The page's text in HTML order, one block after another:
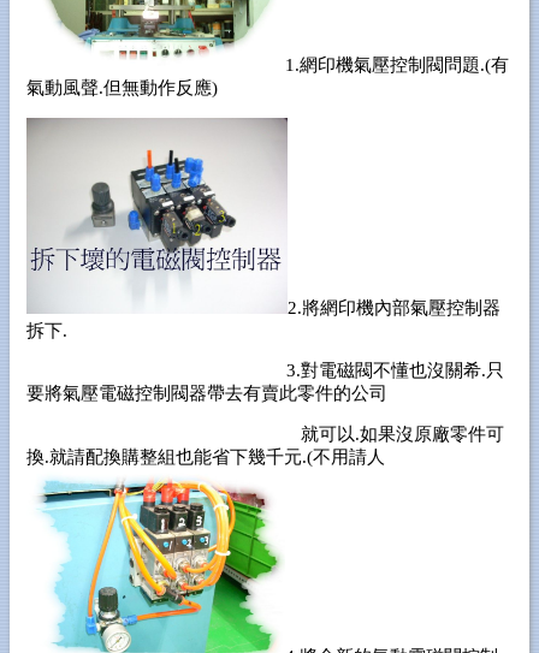
1.網印機氣壓控制閥問題.(有
氣動風聲.但無動作反應)
2.將網印機內部氣壓控制器
拆下.
3.對電磁閥不懂也沒關希.只
要將氣壓電磁控制閥器帶去有賣此零件的公司
就可以.如果沒原廠零件可
換.就請配換購整組也能省下幾千元.(不用請人